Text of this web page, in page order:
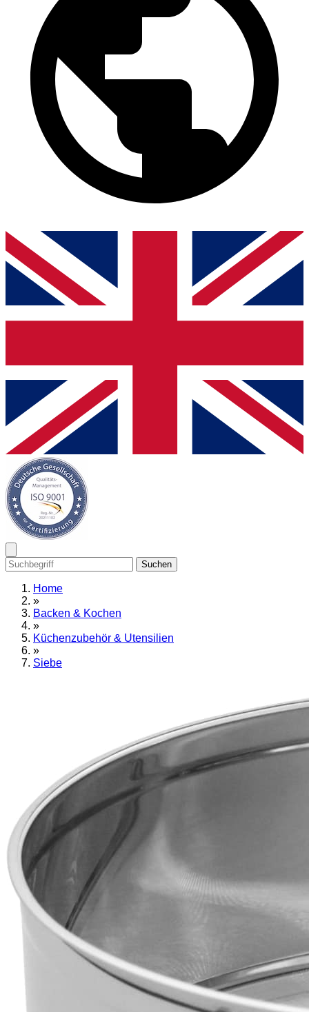
Suchen
Home
»
Backen & Kochen
»
Küchenzubehör & Utensilien
»
Siebe